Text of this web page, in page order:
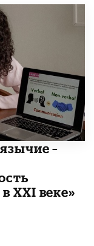
–
XXI веке»